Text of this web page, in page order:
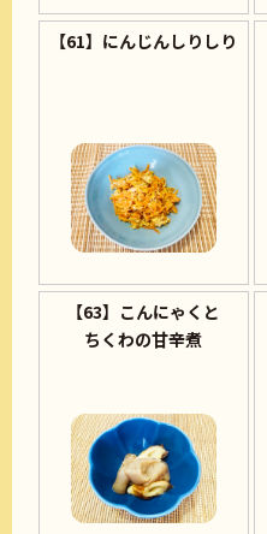
【61】にんじんしりしり
【63】こんにゃくと
ちくわの甘辛煮